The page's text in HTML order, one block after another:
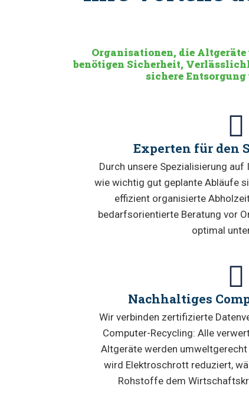
Organisationen, die
benötigen Sicherheit,
sichere
Experten für den
Durch unsere Spezialisierung auf
wie wichtig gut geplante Abläufe
effizient organisierte
bedarfsorientierte Beratung vor
optimal
Nachhaltiges
Wir verbinden zertifizierte
Computer-Recycling: Alle
Altgeräte werden
wird Elektroschrott reduziert,
Rohstoffe dem